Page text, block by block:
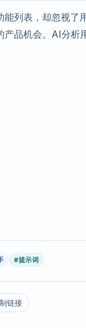
列表，却忽视了
品机会。AI分析
#提示词
链接